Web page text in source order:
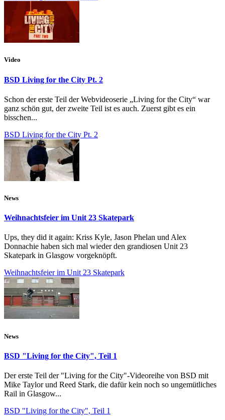
Video
BSD Living for the City Pt. 2
Schon der erste Teil der Webvideoserie „Living for the City“ war
ganz schön gut, der zweite Teil ist es auch. Zuerst gibt es ein
bisschen...
BSD Living for the City Pt. 2
News
Weihnachtsfeier im Unit 23 Skatepark
Ups, they did it again: Kriss Kyle, Jason Phelan und Alex
Donnachie haben sich mal wieder den grandiosen Unit 23
Skatepark in Glasgow vorgeknöpft.
Weihnachtsfeier im Unit 23 Skatepark
News
BSD "Living for the City", Teil 1
Der erste Teil der "Living for the City"-Videoreihe von BSD mit
Mike Taylor und Reed Stark, die dafür kein noch so ungemütliches
Rail in Glasgow...
BSD "Living for the City", Teil 1